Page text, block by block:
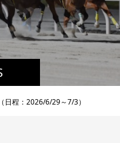
日程：2026/6/29～7/3）